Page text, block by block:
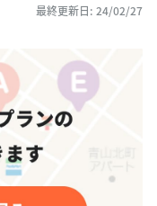
最終更新日: 24/02/27